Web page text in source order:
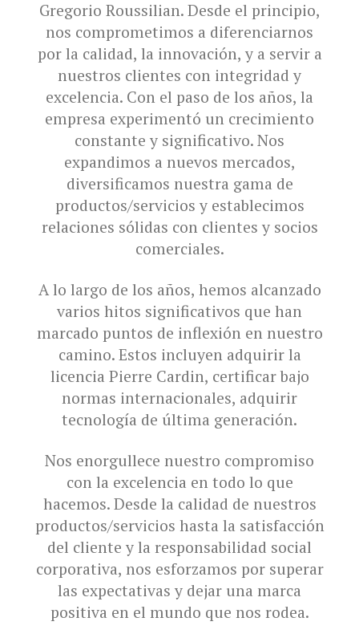
Gregorio Roussilian. Desde el principio,
nos comprometimos a diferenciarnos
por la calidad, la innovación, y a servir a
nuestros clientes con integridad y
excelencia. Con el paso de los años, la
empresa experimentó un crecimiento
constante y significativo. Nos
expandimos a nuevos mercados,
diversificamos nuestra gama de
productos/servicios y establecimos
relaciones sólidas con clientes y socios
comerciales.
A lo largo de los años, hemos alcanzado
varios hitos significativos que han
marcado puntos de inflexión en nuestro
camino. Estos incluyen adquirir la
licencia Pierre Cardin, certificar bajo
normas internacionales, adquirir
tecnología de última generación.
Nos enorgullece nuestro compromiso
con la excelencia en todo lo que
hacemos. Desde la calidad de nuestros
productos/servicios hasta la satisfacción
del cliente y la responsabilidad social
corporativa, nos esforzamos por superar
las expectativas y dejar una marca
positiva en el mundo que nos rodea.